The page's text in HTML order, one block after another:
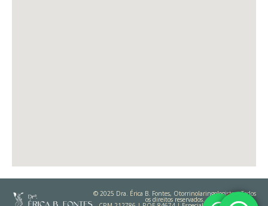
© 2025 Dra. Érica B. Fontes, Otorrinolaringologista – Todos
os direitos reservados.